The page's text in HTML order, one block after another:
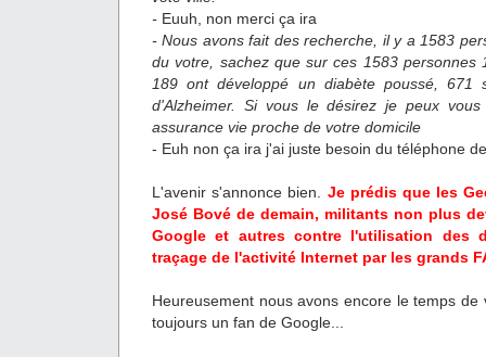
- Euuh, non merci ça ira
- Nous avons fait des recherche, il y a 1583
du votre, sachez que sur ces 1583 personnes
189 ont développé un diabète poussé, 671
d'Alzheimer. Si vous le désirez je peux
assurance vie proche de votre domicile
- Euh non ça ira j'ai juste besoin du téléphone
L'avenir s'annonce bien. Je prédis que les
José Bové de demain, militants non plus
Google et autres contre l'utilisation des
traçage de l'activité Internet par les grands
Heureusement nous avons encore le temps
toujours un fan de Google...